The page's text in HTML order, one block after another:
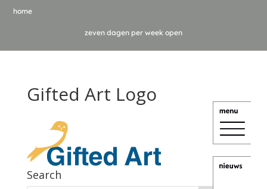
home
zeven dagen per week open
Gifted Art Logo
Search